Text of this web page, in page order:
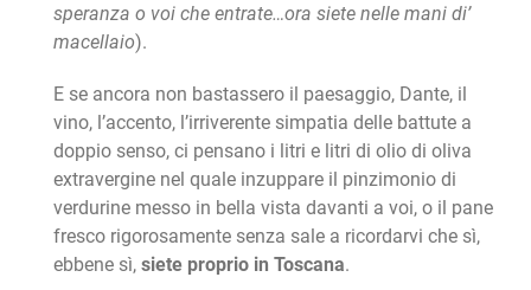
speranza o voi che entrate…ora siete nelle mani di’
macellaio).
E se ancora non bastassero il paesaggio, Dante, il
vino, l’accento, l’irriverente simpatia delle battute a
doppio senso, ci pensano i litri e litri di olio di oliva
extravergine nel quale inzuppare il pinzimonio di
verdurine messo in bella vista davanti a voi, o il pane
fresco rigorosamente senza sale a ricordarvi che sì,
ebbene sì,siete proprio in Toscana.